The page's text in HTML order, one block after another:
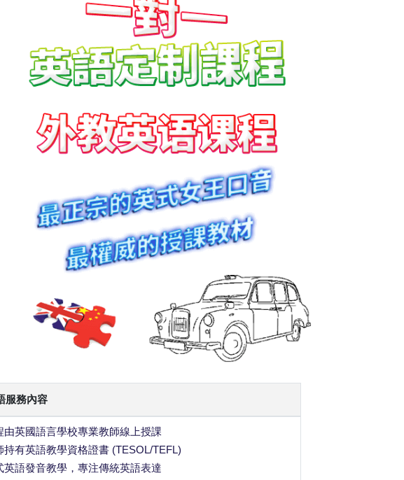
服務內容
英國語言學校專業教師線上授課
有英語教學資格證書 (TESOL/TEFL)
語發音教學，專注傳統英語表達